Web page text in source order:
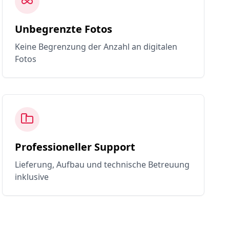
Unbegrenzte Fotos
Keine Begrenzung der Anzahl an digitalen
Fotos
Professioneller Support
Lieferung, Aufbau und technische Betreuung
inklusive